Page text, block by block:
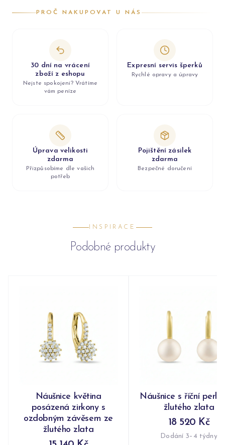
PROČ NAKUPOVAT U NÁS
30 dní na vrácení
zboží z eshopu
Nejste spokojeni? Vrátíme
vám peníze
Expresní servis šperků
Rychlé opravy a úpravy
Úprava velikosti
zdarma
Přizpůsobíme dle vašich
potřeb
Pojištění zásilek
zdarma
Bezpečné doručení
INSPIRACE
Podobné produkty
Náušnice květina
posázená zirkony s
ozdobným závěsem ze
žlutého zlata
Náušnice s říční
žlutého zlata
18 520 Kč
Dodání 3–4 týdny